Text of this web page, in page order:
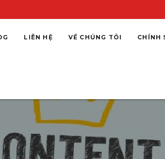
LIÊN HỆ VỀ CHÚNG TÔI CHÍNH